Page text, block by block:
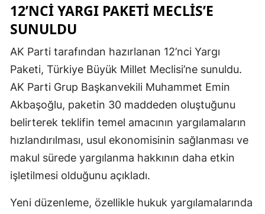
12’NCI YARGI PAKETI MECLIS’E
SUNULDU
AK Parti tarafından hazırlanan 12’nci Yargı
Paketi, Türkiye Büyük Millet Meclisi’ne sunuldu.
AK Parti Grup Başkanvekili Muhammet Emin
Akbaşoğlu, paketin 30 maddeden oluştuğunu
belirterek teklifin temel amacının yargılamaların
hızlandırılması, usul ekonomisinin sağlanması ve
makul sürede yargılanma hakkının daha etkin
işletilmesi olduğunu açıkladı.
Yeni düzenleme, özellikle hukuk yargılamalarında